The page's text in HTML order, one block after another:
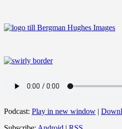
Podcast: Play in new window |